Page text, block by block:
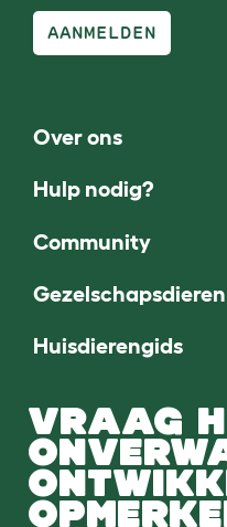
AANMELDEN
Over ons
Hulp nodig?
Community
Huisdierengids
VRAAG